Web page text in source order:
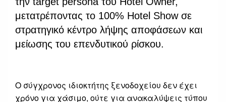
μετατρέποντας το 100% Hotel Show σε
στρατηγικό κέντρο λήψης αποφάσεων και
μείωσης του επενδυτικού ρίσκου.
Ο σύγχρονος ιδιοκτήτης ξενοδοχείου δεν έχει
χρόνο για χάσιμο, ούτε για ανακαλύψεις τύπου